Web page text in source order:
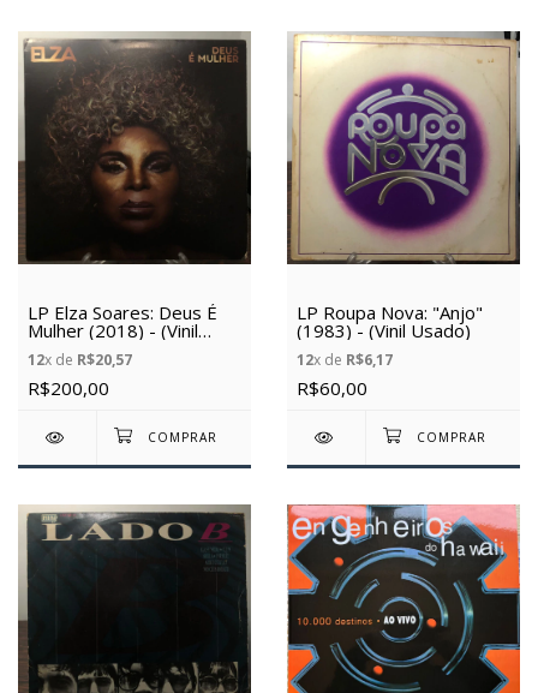
LP Elza Soares: Deus É
Mulher (2018) - (Vinil
Usado)
12x de R$20,57
R$200,00
LP Roupa Nova: "Anjo"
(1983) - (Vinil Usado)
12x de R$6,17
R$60,00